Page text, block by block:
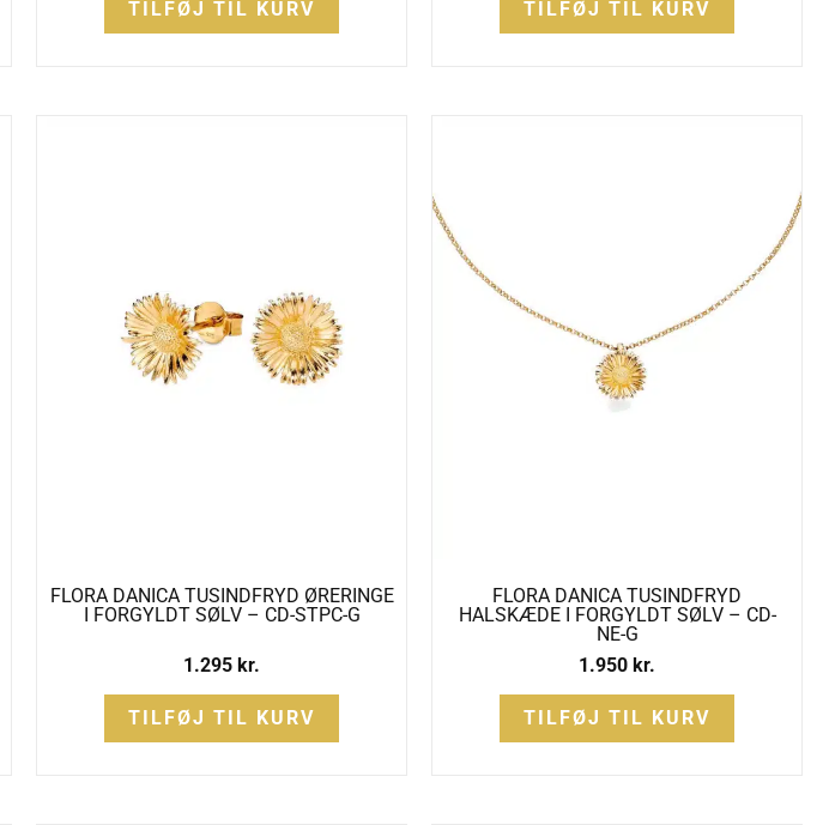
TILFØJ TIL KURV TILFØJ TIL KURV
FLORA DANICA TUSINDFRYD ØRERINGE
I FORGYLDT SØLV – CD-STPC-G
1.295 kr.
TILFØJ TIL KURV
FLORA DANICA TUSINDFRYD
HALSKÆDE I FORGYLDT SØLV – CD-
NE-G
1.950 kr.
TILFØJ TIL KURV